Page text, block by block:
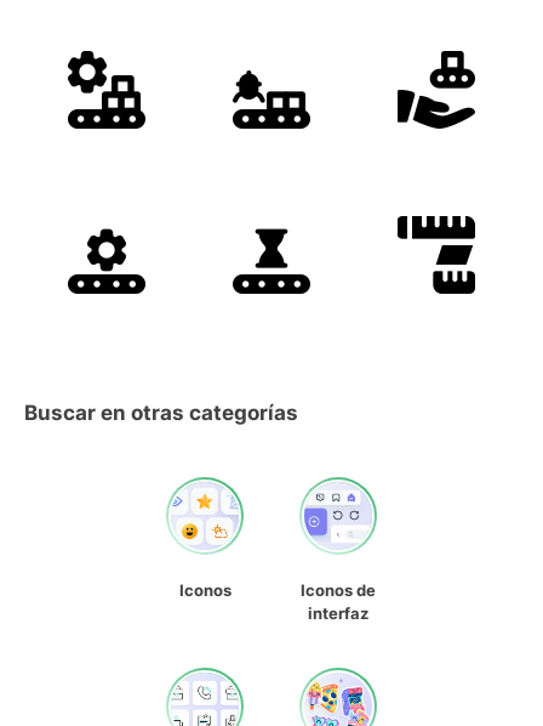
Buscar en otras categorías
Iconos
Iconos de
interfaz